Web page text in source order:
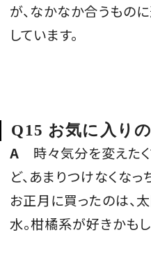
が、なかなか合うもの
しています。
Q15 お気に入り
A 時々気分を変えた
ど、あまりつけなくな
お正月に買ったのは、
水。柑橘系が好きかも